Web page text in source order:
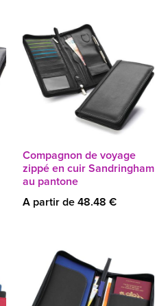
Compagnon de voyage
zippé en cuir Sandringham
au pantone
A partir de 48.48 €